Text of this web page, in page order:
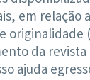
em relação
originalidade
da revista
ajuda